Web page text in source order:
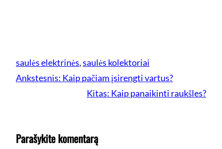
saulės elektrinės, saulės kolektoriai
Ankstesnis: Kaip pačiam įsirengti vartus?
Kitas: Kaip panaikinti raukšles?
Parašykite komentarą